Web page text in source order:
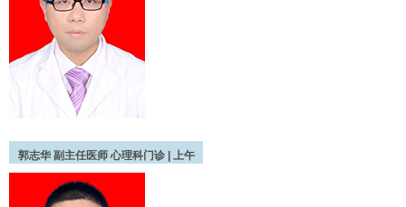
郭志华 副主任医师 心理科门诊 | 上午